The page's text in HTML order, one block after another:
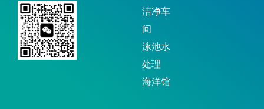
洁净车
间
泳池水
处理
海洋馆